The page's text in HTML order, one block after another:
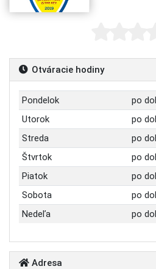
Otváracie hodiny
Pondelok
po
Utorok
po
Streda
po
Štvrtok
po
Piatok
po
Sobota
po
Nedeľa
po
Adresa